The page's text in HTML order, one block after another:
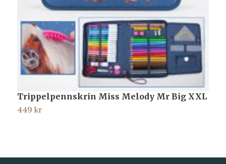
Trippelpennskrin Miss Melody Mr Big XXL
449 kr